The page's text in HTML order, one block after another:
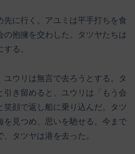
先に行く。アユミは平手打ちを食
の抱擁を交わした。タツヤたちは
る。
ユウリは無言で去ろうとする。タ
引き留めると、ユウリは「もう会
顔で返し船に乗り込んだ。タツ
を見つめ、思いを馳せる。今まで
タツヤは港を去った。